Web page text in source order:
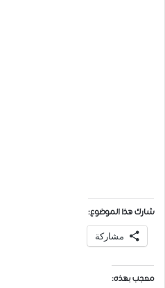
شارك هذا الموضوع:
مشاركة
معجب بهذه: